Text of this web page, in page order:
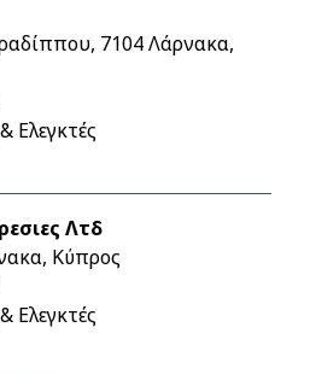
7104 Λάρνακα,
Ελεγκτές
Λτδ
Κύπρος
Ελεγκτές